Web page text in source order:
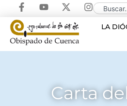
LA
Carta